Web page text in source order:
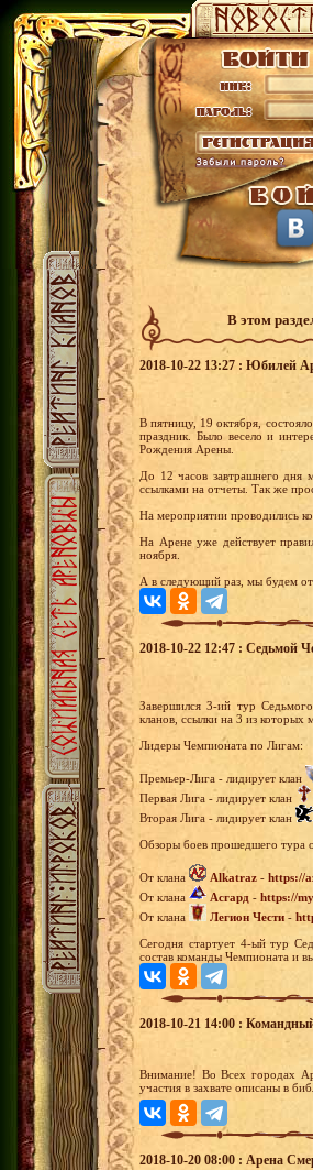
В этом
2018-10-22 13:27 : Юбилей
В пятницу, 19 октября,
праздник. Было весело и
Рождения Арены.
До 12 часов завтрашнего дня
ссылками на отчеты. Так же
На мероприятии проводились
На Арене уже действует
ноября.
А в следующий раз, мы будем
2018-10-22 12:47 : Седьмой
Завершился 3-ий тур
кланов, ссылки на 3 из
Лидеры Чемпионата по Лигам:
Премьер-Лига - лидирует клан
Первая Лига - лидирует клан
Вторая Лига - лидирует клан
Обзоры боев прошедшего тура
От клана Alkatraz - https://
От клана
Асгард - https://
От клана
Легион Чести-
Сегодня стартует 4-ый тур
состав команды Чемпионата и
2018-10-21 14:00 :
Внимание! Во Всех городах
участия в захвате описаны в
2018-10-20 08:00 : Арена